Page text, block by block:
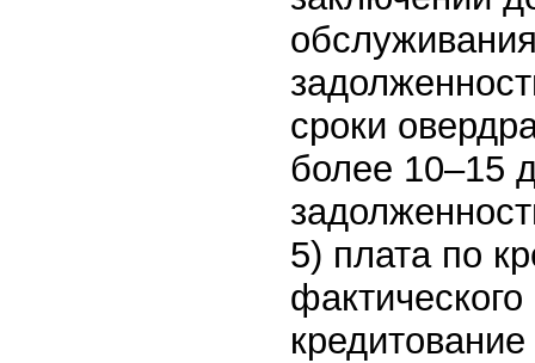
сроки
более 10–15
5) плата по